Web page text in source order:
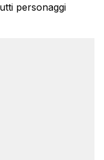
personaggi